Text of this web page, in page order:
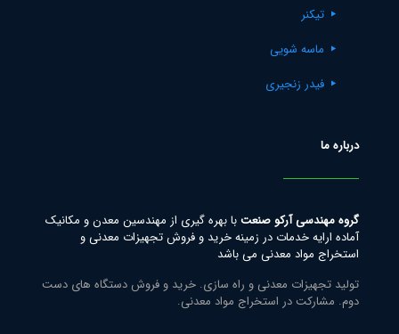
تیکنر
ماسه شویی
فیدر زنجیری
درباره ما
گروه مهندسی آرکو صنعتبا بهره گیری از مهندسین معدن و مکانیک
آماده ارایه خدمات در زمینه خرید و فروش تجهیزات معدنی و
استخراج مواد معدنی می باشد
تولید تجهیزات معدنی و راه سازی. خرید و فروش دستگاه های دست
دوم. مشارکت در استخراج مواد معدنی.